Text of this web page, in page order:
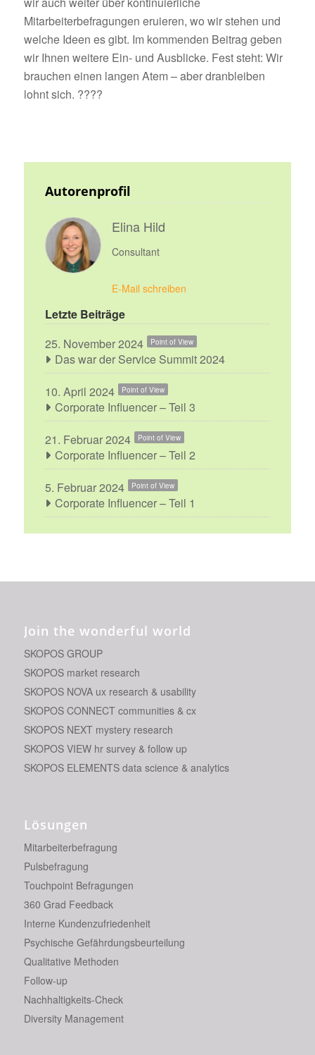
Mitarbeiterbefragungen eruieren, wo wir stehen und
welche Ideen es gibt. Im kommenden Beitrag geben
wir Ihnen weitere Ein- und Ausblicke. Fest steht: Wir
brauchen einen langen Atem – aber dranbleiben
lohnt sich. ????
Autorenprofil
Elina Hild
Consultant
E-Mail schreiben
Letzte Beiträge
25. November 2024
Point of View
Das war der Service Summit 2024
10. April 2024
Point of View
Corporate Influencer – Teil 3
21. Februar 2024
Point of View
Corporate Influencer – Teil 2
5. Februar 2024
Point of View
Corporate Influencer – Teil 1
Join the wonderful world
SKOPOS GROUP
SKOPOS market research
SKOPOS NOVA ux research & usability
SKOPOS CONNECT communities & cx
SKOPOS NEXT mystery research
SKOPOS VIEW hr survey & follow up
SKOPOS ELEMENTS data science & analytics
Lösungen
Mitarbeiterbefragung
Pulsbefragung
Touchpoint Befragungen
360 Grad Feedback
Interne Kundenzufriedenheit
Psychische Gefährdungsbeurteilung
Qualitative Methoden
Follow-up
Nachhaltigkeits-Check
Diversity Management